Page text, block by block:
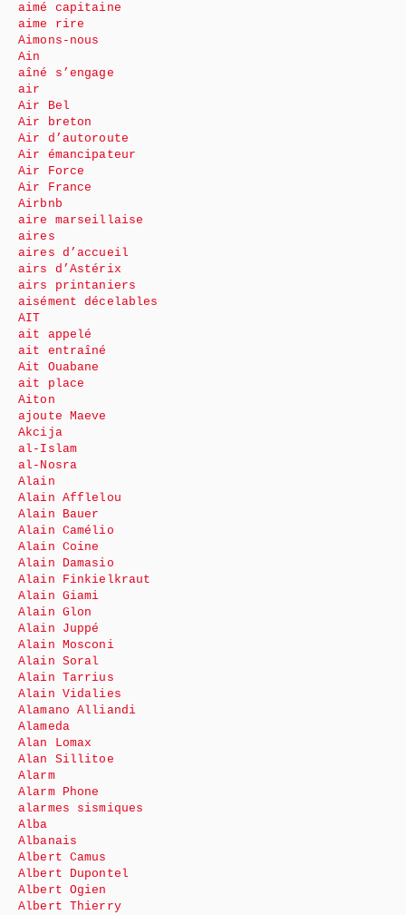
aimé capitaine
aime rire
Aimons-nous
Ain
aîné s’engage
air
Air Bel
Air breton
Air d’autoroute
Air émancipateur
Air Force
Air France
Airbnb
aire marseillaise
aires
aires d’accueil
airs d’Astérix
airs printaniers
aisément décelables
AIT
ait appelé
ait entraîné
Ait Ouabane
ait place
Aiton
ajoute Maeve
Akcija
al-Islam
al-Nosra
Alain
Alain Afflelou
Alain Bauer
Alain Camélio
Alain Coine
Alain Damasio
Alain Finkielkraut
Alain Giami
Alain Glon
Alain Juppé
Alain Mosconi
Alain Soral
Alain Tarrius
Alain Vidalies
Alamano Alliandi
Alameda
Alan Lomax
Alan Sillitoe
Alarm
Alarm Phone
alarmes sismiques
Alba
Albanais
Albert Camus
Albert Dupontel
Albert Ogien
Albert Thierry